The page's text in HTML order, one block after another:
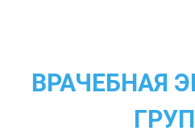
ВРАЧЕБНАЯ